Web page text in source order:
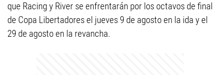
que Racing y River se enfrentarán por los octavos de final
de Copa Libertadores el jueves 9 de agosto en la ida y el
29 de agosto en la revancha.